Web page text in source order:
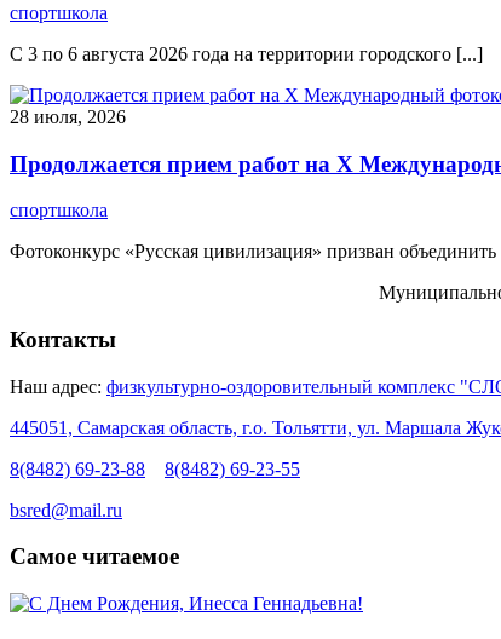
спортшкола
С 3 по 6 августа 2026 года на территории городского [...]
28 июля, 2026
Продолжается прием работ на Х
спортшкола
Фотоконкурс «Русская цивилизация» призван
Контакты
Наш адрес: физкультурно-оздоровительный комплекс
445051, Самарская область, г.о. Тольятти, ул. Маршала
8(8482) 69-23-88
8(8482) 69-23-55
bsred@mail.ru
Самое читаемое